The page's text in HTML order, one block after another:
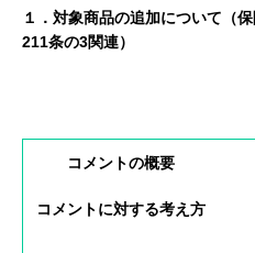
１．対象商品の追加について（
211条の3関連）
コメントの概要
コメントに対する考え方